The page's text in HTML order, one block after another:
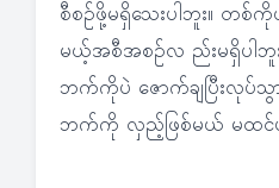
စီစဉ်ဖို့မရှိသေးပါဘူး။ တစ်
မယ့်အစီအစဉ်လ ည်းမရှိပါဘူ
ဘက်ကိုပဲ ဇောက်ချပြီးလုပ်သွ
ဘက်ကို လှည့်ဖြစ်မယ် မထင်